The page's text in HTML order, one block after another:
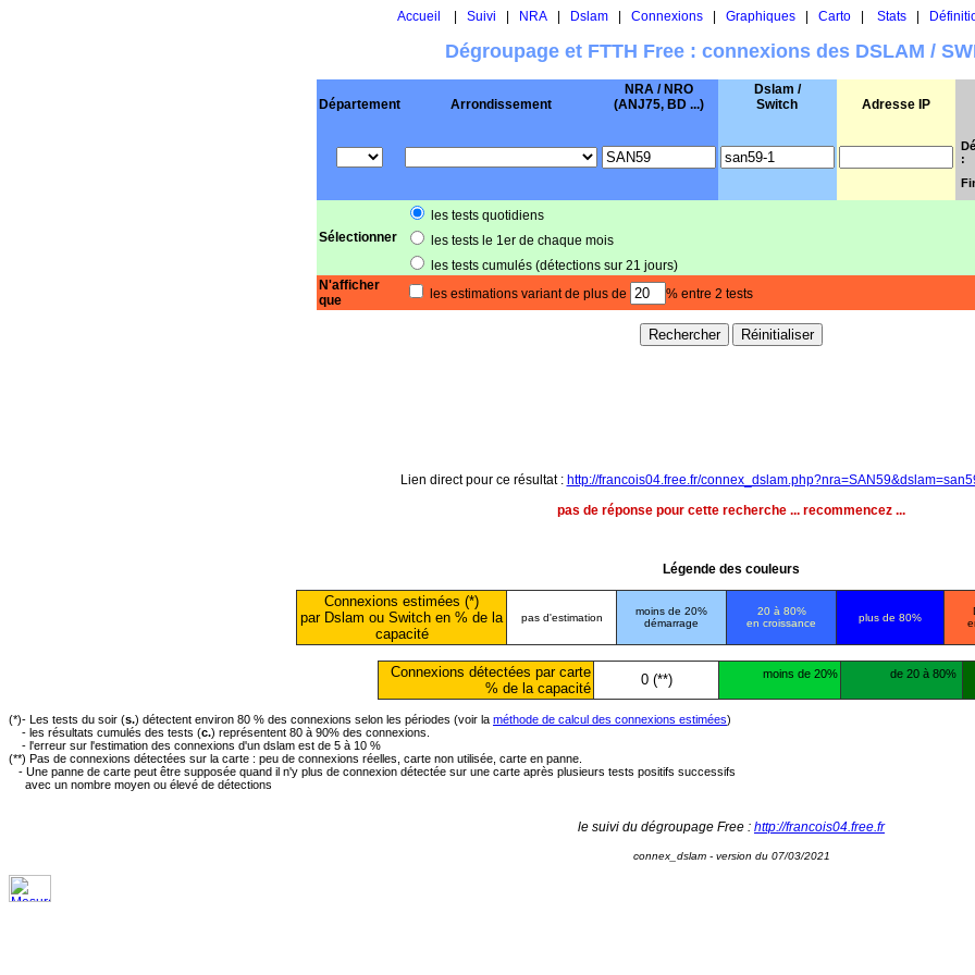
Accueil Suivi NRA| Dslam| Connexions| Graphiques| Carto| Stats|
Dégroupage et FTTH Free : connexions des DSLAM /
Département Arrondissement
NRA / NRO
(ANJ75, BD ...)
Dslam /
Switch
Adresse IP
:
Sélectionner
les tests quotidiens
les tests le 1er de chaque mois
les tests cumulés (détections sur 21 jours)
N'afficher
que
les estimations variant de plus de % entre 2 tests
Lien direct pour ce résultat : http://francois04.free.fr/
pas de réponse pour cette recherche ... recommencez ...
Légende des couleurs
Connexions estimées (*)
par Dslam ou Switch en % de la
capacité
pas d'estimation
moins de 20%
démarrage
20 à 80%
en croissance
plus de 80%
Connexions détectées par carte
% de la capacité
0 (**) moins de 20% de 20 à 80%
(*)- Les tests du soir (s.) détectent environ 80 % des connexions selon les périodes (voir la méthode de calcul des connexions estimées)
- les résultats cumulés des tests (c.) représentent 80 à 90% des connexions.
- l'erreur sur l'estimation des connexions d'un dslam est de 5 à 10 %
(**) Pas de connexions détectées sur la carte : peu de connexions réelles, carte non utilisée, carte en panne.
- Une panne de carte peut être supposée quand il n'y plus de connexion détectée sur une carte après plusieurs tests positifs successifs
avec un nombre moyen ou élevé de détections
le suivi du dégroupage Free : http://francois04.free.fr
connex_dslam - version du 07/03/2021